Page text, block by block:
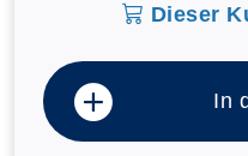
Dieser
In